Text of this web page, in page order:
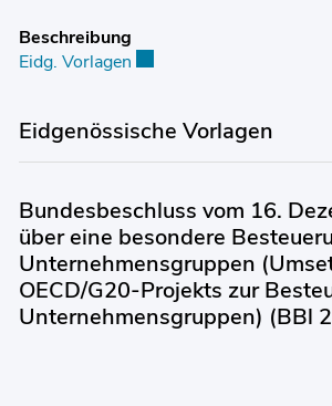
Beschreibung
Eidg. Vorlagen Externer Link wird in
Eidgenössische Vorlagen
Bundesbeschluss vom 16.
über eine besondere
Unternehmensgruppen
OECD/G20-Projekts zur
Unternehmensgruppen) (BBl